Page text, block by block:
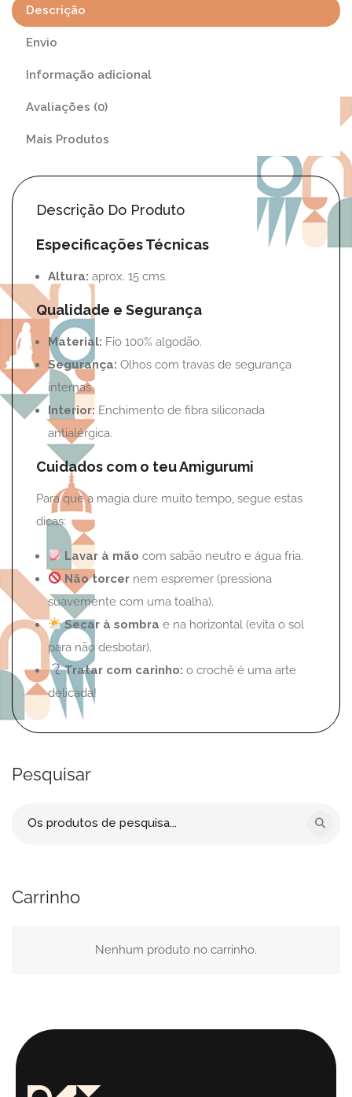
Descrição
Envio
Informação adicional
Avaliações (0)
Mais Produtos
Descrição Do Produto
Especificações Técnicas
Altura: aprox. 15 cms.
Qualidade e Segurança
Material: Fio 100% algodão.
Segurança: Olhos com travas de segurança
internas.
Interior: Enchimento de fibra siliconada
antialérgica.
Cuidados com o teu Amigurumi
Para que a magia dure muito tempo, segue estas
dicas:
Lavar à mão com sabão neutro e água fria.
Não torcer nem espremer (pressiona
suavemente com uma toalha).
Secar à sombra e na horizontal (evita o sol
para não desbotar).
Tratar com carinho: o crochê é uma arte
delicada!
Pesquisar
Carrinho
Nenhum produto no carrinho.